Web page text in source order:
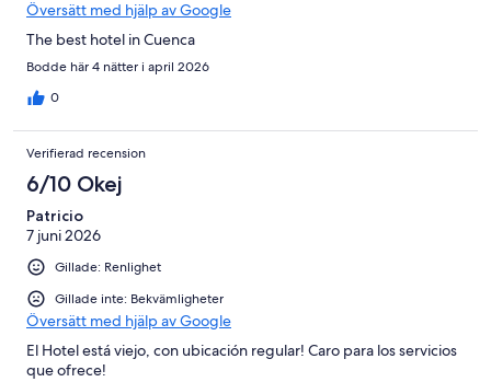
Översätt med hjälp av Google
The best hotel in Cuenca
Bodde här 4 nätter i april 2026
0
Verifierad recension
6/10 Okej
Patricio
7 juni 2026
Gillade: Renlighet
Gillade inte: Bekvämligheter
Översätt med hjälp av Google
El Hotel está viejo, con ubicación regular! Caro para los servicios
que ofrece!